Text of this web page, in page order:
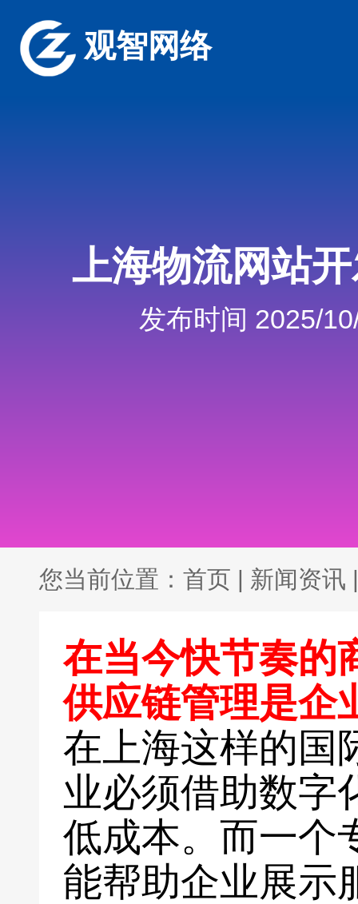
观智网络
上海物流网站
发布时间 2025/
您当前位置： 首页 | 新闻资讯 |
在当今快节奏的
供应链管理是企
在上海这样的国
业必须借助数字
低成本。而一个
能帮助企业展示